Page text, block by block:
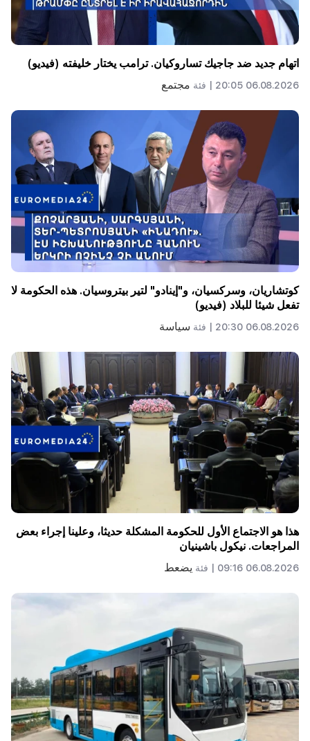
اتهام جديد ضد جاجيك تساروكيان. ترامب يختار خليفته (فيديو)
06.08.2026 20:05 | فئة مجتمع
كوتشاريان، وسركسيان، و"إينادو" لتير بيتروسيان. هذه الحكومة لا
تفعل شيئا للبلاد (فيديو)
06.08.2026 20:30 | فئة سياسة
هذا هو الاجتماع الأول للحكومة المشكلة حديثا، وعلينا إجراء بعض
المراجعات. نيكول باشينيان
06.08.2026 09:16 | فئة يضعط